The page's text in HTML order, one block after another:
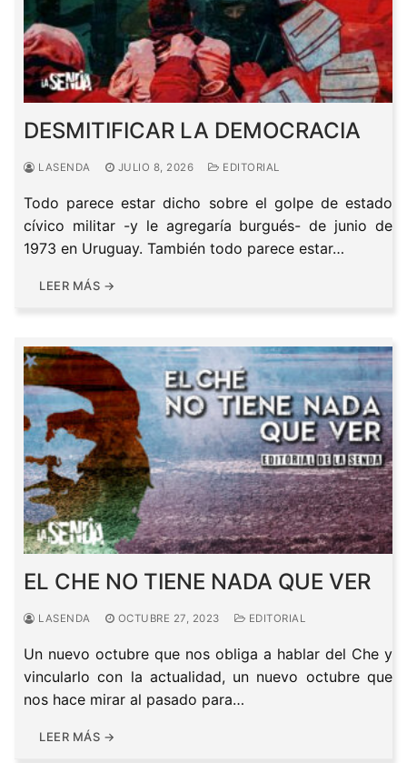
DESMITIFICAR LA DEMOCRACIA
LASENDA JULIO 8, 2026 EDITORIAL
Todo parece estar dicho sobre el golpe de estado
cívico militar -y le agregaría burgués- de junio de
1973 en Uruguay. También todo parece estar…
LEER MÁS →
EL CHE NO TIENE NADA QUE VER
LASENDA OCTUBRE 27, 2023 EDITORIAL
Un nuevo octubre que nos obliga a hablar del Che y
vincularlo con la actualidad, un nuevo octubre que
nos hace mirar al pasado para…
LEER MÁS →